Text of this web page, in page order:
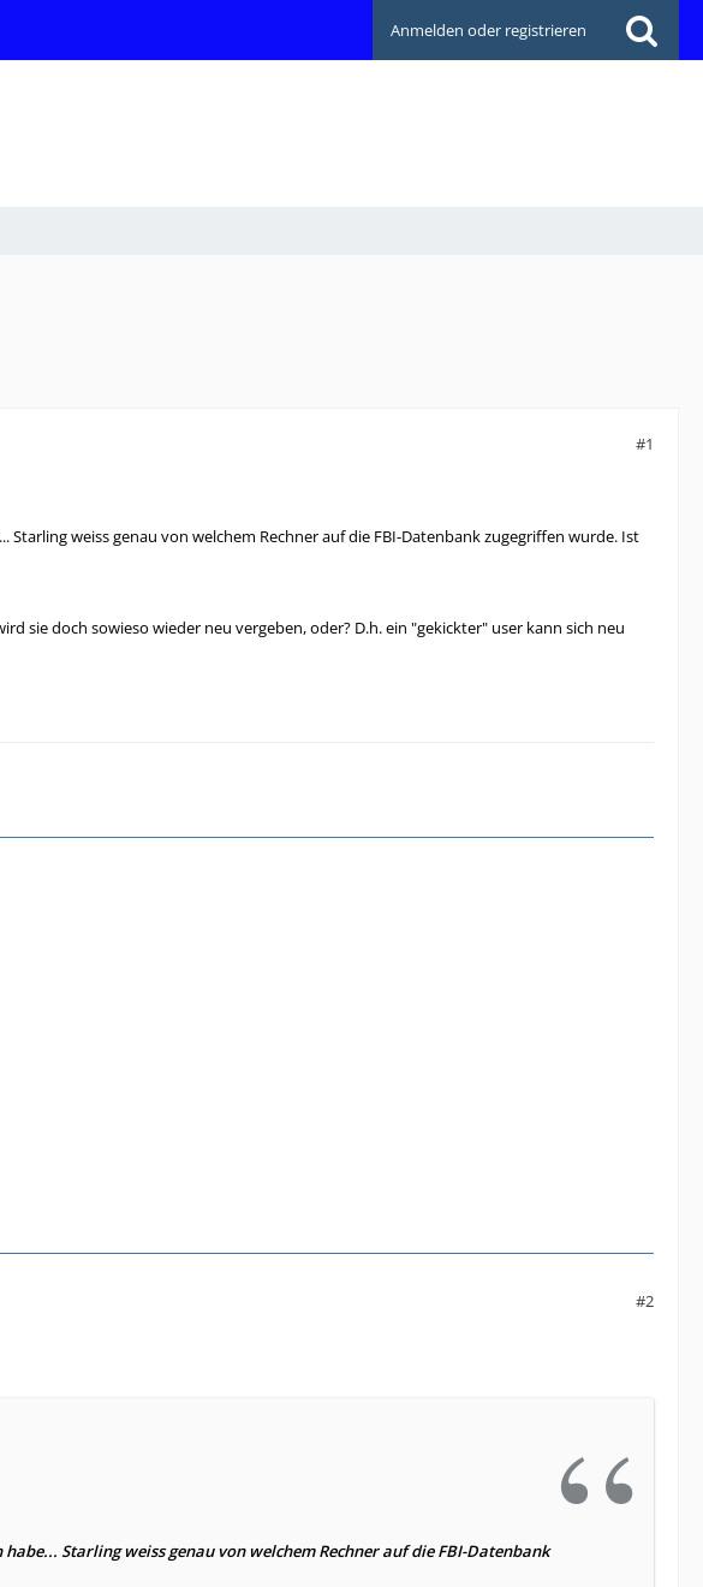
Anmelden oder registrieren
#1
weiss genau von welchem Rechner auf die FBI-Datenbank zugegriffen wurde. Ist
sie doch sowieso wieder neu vergeben, oder? D.h. ein "gekickter" user kann sich neu
#2
Starling weiss genau von welchem Rechner auf die FBI-Datenbank